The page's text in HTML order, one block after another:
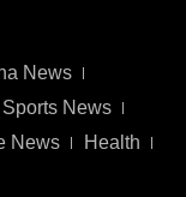
News
Sports News
News Health